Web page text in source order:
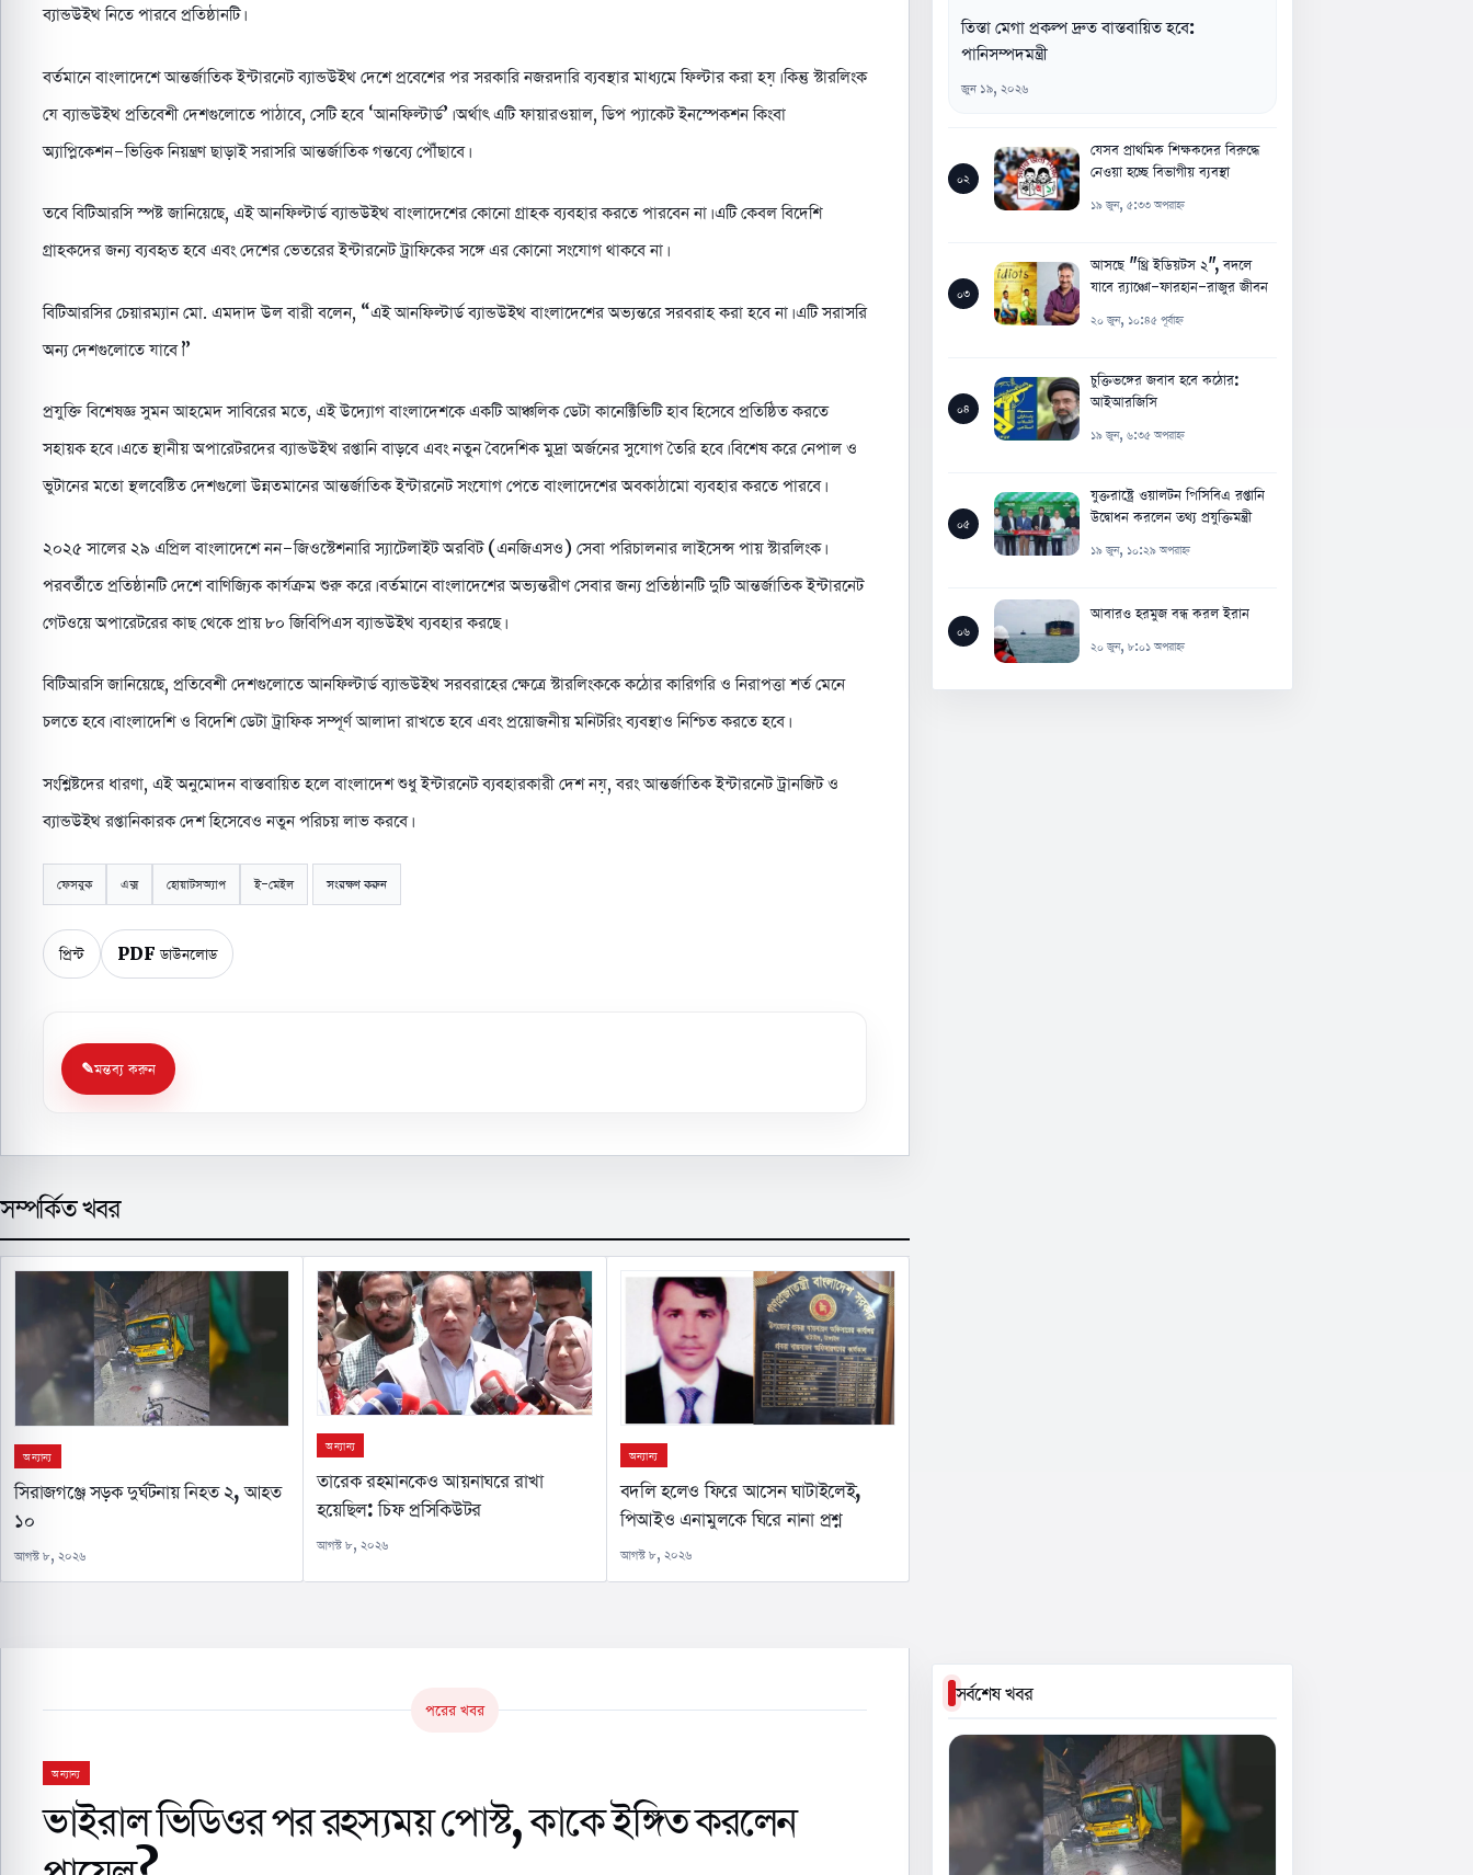
ব্যান্ডউইথ নিতে পারবে প্রতিষ্ঠানটি।
বর্তমানে বাংলাদেশে আন্তর্জাতিক ইন্টারনেট ব্যান্ডউইথ দেশে প্রবেশের পর সরকারি নজরদারি ব্যবস্থার মাধ্যমে ফিল্টার করা হয়। কিন্তু স্টারলিংক
যে ব্যান্ডউইথ প্রতিবেশী দেশগুলোতে পাঠাবে, সেটি হবে ‘আনফিল্টার্ড’। অর্থাৎ এটি ফায়ারওয়াল, ডিপ প্যাকেট ইনস্পেকশন কিংবা
অ্যাপ্লিকেশন-ভিত্তিক নিয়ন্ত্রণ ছাড়াই সরাসরি আন্তর্জাতিক গন্তব্যে পৌঁছাবে।
তবে বিটিআরসি স্পষ্ট জানিয়েছে, এই আনফিল্টার্ড ব্যান্ডউইথ বাংলাদেশের কোনো গ্রাহক ব্যবহার করতে পারবেন না। এটি কেবল বিদেশি
গ্রাহকদের জন্য ব্যবহৃত হবে এবং দেশের ভেতরের ইন্টারনেট ট্রাফিকের সঙ্গে এর কোনো সংযোগ থাকবে না।
বিটিআরসির চেয়ারম্যান মো. এমদাদ উল বারী বলেন, “এই আনফিল্টার্ড ব্যান্ডউইথ বাংলাদেশের অভ্যন্তরে সরবরাহ করা হবে না। এটি সরাসরি
অন্য দেশগুলোতে যাবে।”
প্রযুক্তি বিশেষজ্ঞ সুমন আহমেদ সাবিরের মতে, এই উদ্যোগ বাংলাদেশকে একটি আঞ্চলিক ডেটা কানেক্টিভিটি হাব হিসেবে প্রতিষ্ঠিত করতে
সহায়ক হবে। এতে স্থানীয় অপারেটরদের ব্যান্ডউইথ রপ্তানি বাড়বে এবং নতুন বৈদেশিক মুদ্রা অর্জনের সুযোগ তৈরি হবে। বিশেষ করে নেপাল ও
ভুটানের মতো স্থলবেষ্টিত দেশগুলো উন্নতমানের আন্তর্জাতিক ইন্টারনেট সংযোগ পেতে বাংলাদেশের অবকাঠামো ব্যবহার করতে পারবে।
২০২৫ সালের ২৯ এপ্রিল বাংলাদেশে নন-জিওস্টেশনারি স্যাটেলাইট অরবিট (এনজিএসও) সেবা পরিচালনার লাইসেন্স পায় স্টারলিংক।
পরবর্তীতে প্রতিষ্ঠানটি দেশে বাণিজ্যিক কার্যক্রম শুরু করে। বর্তমানে বাংলাদেশের অভ্যন্তরীণ সেবার জন্য প্রতিষ্ঠানটি দুটি আন্তর্জাতিক ইন্টারনেট
গেটওয়ে অপারেটরের কাছ থেকে প্রায় ৮০ জিবিপিএস ব্যান্ডউইথ ব্যবহার করছে।
বিটিআরসি জানিয়েছে, প্রতিবেশী দেশগুলোতে আনফিল্টার্ড ব্যান্ডউইথ সরবরাহের ক্ষেত্রে স্টারলিংককে কঠোর কারিগরি ও নিরাপত্তা শর্ত মেনে
চলতে হবে। বাংলাদেশি ও বিদেশি ডেটা ট্রাফিক সম্পূর্ণ আলাদা রাখতে হবে এবং প্রয়োজনীয় মনিটরিং ব্যবস্থাও নিশ্চিত করতে হবে।
সংশ্লিষ্টদের ধারণা, এই অনুমোদন বাস্তবায়িত হলে বাংলাদেশ শুধু ইন্টারনেট ব্যবহারকারী দেশ নয়, বরং আন্তর্জাতিক ইন্টারনেট ট্রানজিট ও
ব্যান্ডউইথ রপ্তানিকারক দেশ হিসেবেও নতুন পরিচয় লাভ করবে।
ফেসবুক এক্স হোয়াটসঅ্যাপ ই-মেইল সংরক্ষণ করুন
প্রিন্ট PDF ডাউনলোড
মন্তব্য করুন
সম্পর্কিত খবর
অন্যান্য
সিরাজগঞ্জে সড়ক দুর্ঘটনায় নিহত ২, আহত
১০
আগস্ট ৮, ২০২৬
অন্যান্য
তারেক রহমানকেও আয়নাঘরে রাখা
হয়েছিল: চিফ প্রসিকিউটর
আগস্ট ৮, ২০২৬
অন্যান্য
বদলি হলেও ফিরে আসেন ঘাটাইলেই,
পিআইও এনামুলকে ঘিরে নানা প্রশ্ন
আগস্ট ৮, ২০২৬
তিস্তা মেগা প্রকল্প দ্রুত বাস্তবায়িত হবে:
পানিসম্পদমন্ত্রী
জুন ১৯, ২০২৬
০২
যেসব প্রাথমিক শিক্ষকদের বিরুদ্ধে
নেওয়া হচ্ছে বিভাগীয় ব্যবস্থা
১৯ জুন, ৫:৩৩ অপরাহ্ন
০৩
আসছে "থ্রি ইডিয়টস ২", বদলে
যাবে র‍্যাঞ্চো-ফারহান-রাজুর জীবন
২০ জুন, ১০:৪৫ পূর্বাহ্ন
০৪
চুক্তিভঙ্গের জবাব হবে কঠোর:
আইআরজিসি
১৯ জুন, ৬:৩৫ অপরাহ্ন
০৫
যুক্তরাষ্ট্রে ওয়ালটন পিসিবিএ রপ্তানি
উদ্বোধন করলেন তথ্য প্রযুক্তিমন্ত্রী
১৯ জুন, ১০:২৯ অপরাহ্ন
০৬
আবারও হরমুজ বন্ধ করল ইরান
২০ জুন, ৮:০১ অপরাহ্ন
পরের খবর
অন্যান্য
ভাইরাল ভিডিওর পর রহস্যময় পোস্ট, কাকে ইঙ্গিত করলেন
সর্বশেষ খবর